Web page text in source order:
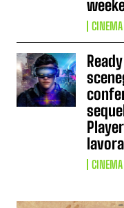
CINEMA
CINEMA